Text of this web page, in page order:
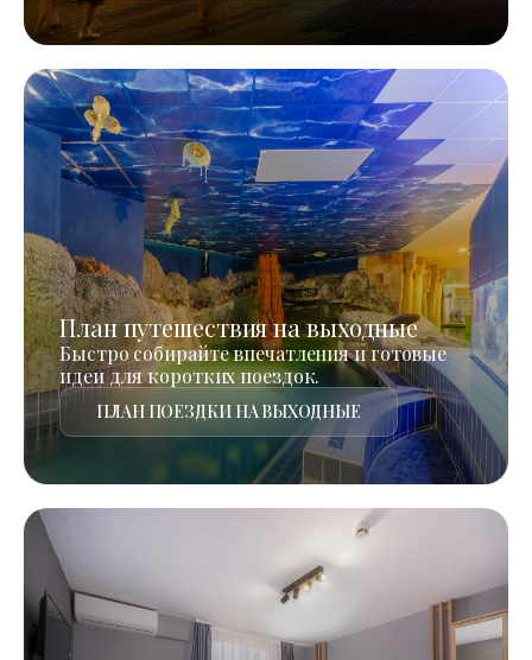
План путешествия на выходные
Быстро собирайте впечатления и готовые
идеи для коротких поездок.
ПЛАН ПОЕЗДКИ НА ВЫХОДНЫЕ